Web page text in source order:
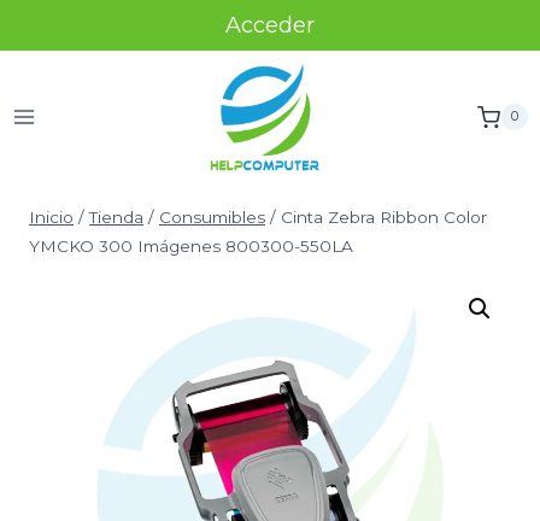
Acceder
0
Inicio / Tienda / Consumibles / Cinta Zebra Ribbon Color
YMCKO 300 Imágenes 800300-550LA